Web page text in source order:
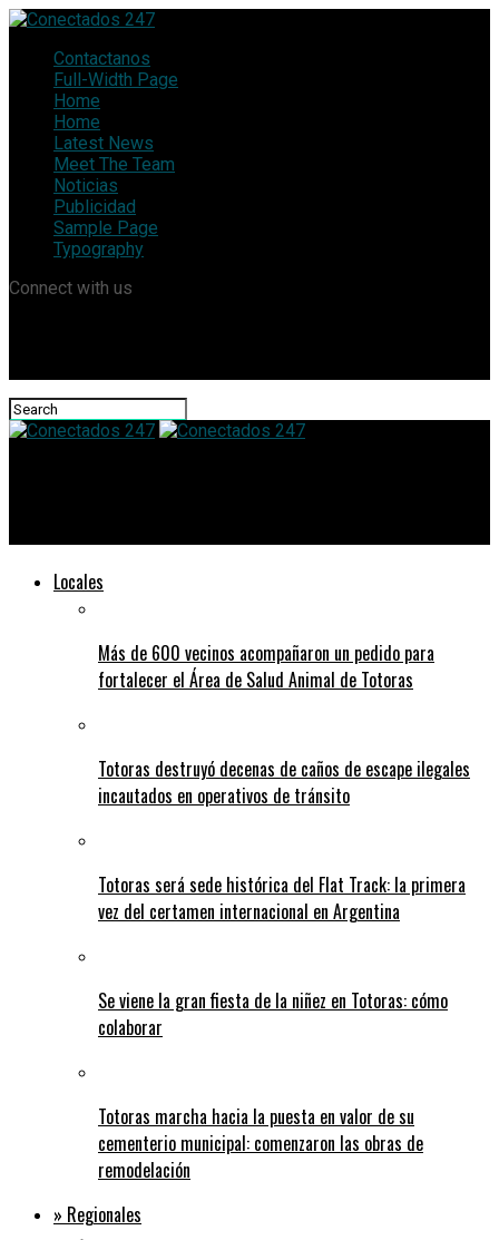
Contactanos
Full-Width Page
Home
Home
Latest News
Meet The Team
Noticias
Publicidad
Sample Page
Typography
Connect with us
Locales
Más de 600 vecinos acompañaron un pedido para
fortalecer el Área de Salud Animal de Totoras
Totoras destruyó decenas de caños de escape ilegales
incautados en operativos de tránsito
Totoras será sede histórica del Flat Track: la primera
vez del certamen internacional en Argentina
Se viene la gran fiesta de la niñez en Totoras: cómo
colaborar
Totoras marcha hacia la puesta en valor de su
cementerio municipal: comenzaron las obras de
remodelación
» Regionales